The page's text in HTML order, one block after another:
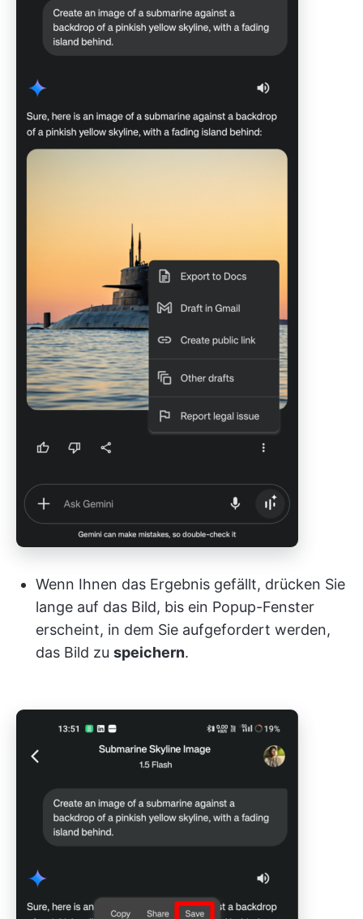
Wenn Ihnen das Ergebnis gefällt, drücken Sie
lange auf das Bild, bis ein Popup-Fenster
erscheint, in dem Sie aufgefordert werden,
das Bild zu speichern.